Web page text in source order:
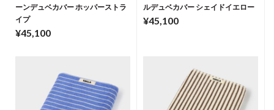
ーンデュベカバー ホッパーストラ
イプ
¥45,100
ルデュベカバー シェイドイエロー
¥45,100